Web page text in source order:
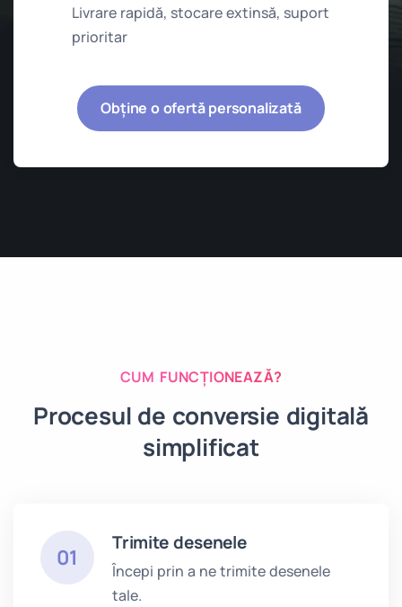
Livrare rapidă, stocare extinsă, suport
prioritar
Obține o ofertă personalizată
CUM FUNCȚIONEAZĂ?
Procesul de conversie digitală
simplificat
01
Trimite desenele
Începi prin a ne trimite desenele
tale.